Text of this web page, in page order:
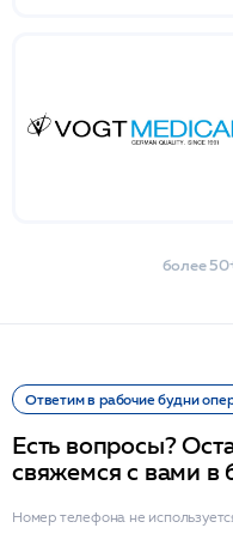
более
Ответим в рабочие будни
Есть вопросы?
свяжемся с вами
Номер телефона не